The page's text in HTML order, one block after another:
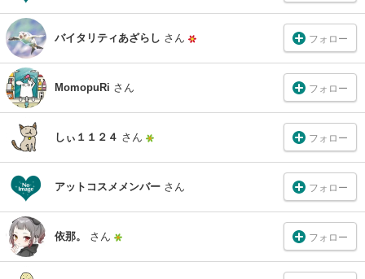
バイタリティあざらし さん フォロー
MomopuRi さん フォロー
しぃ１１２４ さん フォロー
アットコスメメンバー さん フォロー
依那。 さん フォロー